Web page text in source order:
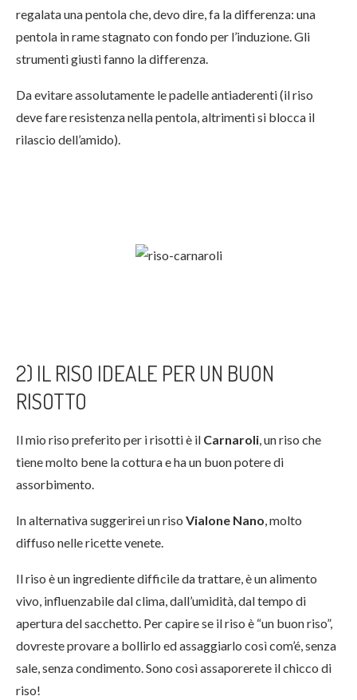
regalata una pentola che, devo dire, fa la differenza: una
pentola in rame stagnato con fondo per l’induzione. Gli
strumenti giusti fanno la differenza.
Da evitare assolutamente le padelle antiaderenti (il riso
deve fare resistenza nella pentola, altrimenti si blocca il
rilascio dell’amido).
2) IL RISO IDEALE PER UN BUON
RISOTTO
Il mio riso preferito per i risotti è il Carnaroli , un riso che
tiene molto bene la cottura e ha un buon potere di
assorbimento.
In alternativa suggerirei un riso Vialone Nano , molto
diffuso nelle ricette venete.
Il riso è un ingrediente difficile da trattare, è un alimento
vivo, influenzabile dal clima, dall’umidità, dal tempo di
apertura del sacchetto. Per capire se il riso è “un buon riso”,
dovreste provare a bollirlo ed assaggiarlo così com’é, senza
sale, senza condimento. Sono così assaporerete il chicco di
riso!